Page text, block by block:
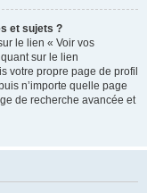
et sujets ?
le lien « Voir vos
sur le lien
votre propre page de profil
n’importe quelle page
de recherche avancée et